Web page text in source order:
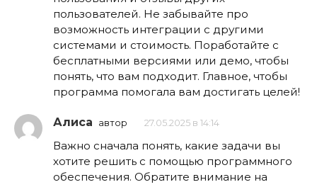
пользователей. Не забывайте про
возможность интеграции с другими
системами и стоимость. Поработайте с
бесплатными версиями или демо, чтобы
понять, что вам подходит. Главное, чтобы
программа помогала вам достигать целей!
Алиса автор 27.05.2025 в 14:14
Важно сначала понять, какие задачи вы
хотите решить с помощью программного
обеспечения. Обратите внимание на